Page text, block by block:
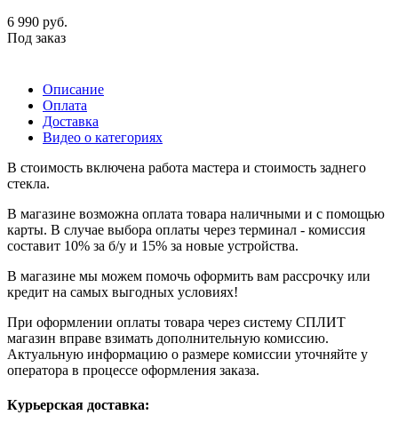
6 990 руб.
Под заказ
Описание
Оплата
Доставка
Видео о категориях
В стоимость включена работа мастера и стоимость заднего
стекла.
В магазине возможна оплата товара наличными и с помощью
карты. В случае выбора оплаты через терминал - комиссия
составит 10% за б/у и 15% за новые устройства.
В магазине мы можем помочь оформить вам рассрочку или
кредит на самых выгодных условиях!
При оформлении оплаты товара через систему СПЛИТ
магазин вправе взимать дополнительную комиссию.
Актуальную информацию о размере комиссии уточняйте у
оператора в процессе оформления заказа.
Курьерская доставка: